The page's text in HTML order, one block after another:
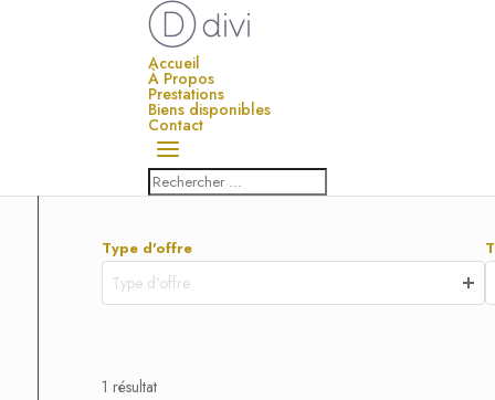
Accueil
À Propos
Prestations
Biens disponibles
Contact
Type d'offre
Type d'offre
1 résultat